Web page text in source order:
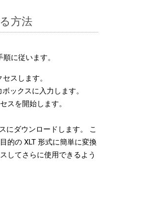
方法
に従います。
スします。
ックスに入力します。
スを開始します。
にダウンロードします。 こ
的の XLT 形式に簡単に変換
してさらに使用できるよう